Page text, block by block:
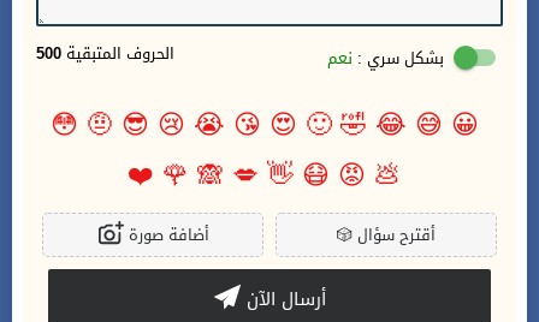
500 الحروف المتبقية بشكل سري : نعم
😀
😅
😂
🤣
🙂
😍
😘
😭
😢
😎
🤨
😳
💩
😡
😷
👋
💋
🙈
🌹
❤️
🎲أقترح سؤال أضافة صورة
أرسال الآن